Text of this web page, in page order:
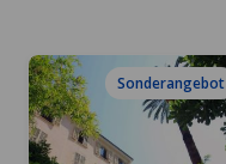
Sonderangebot